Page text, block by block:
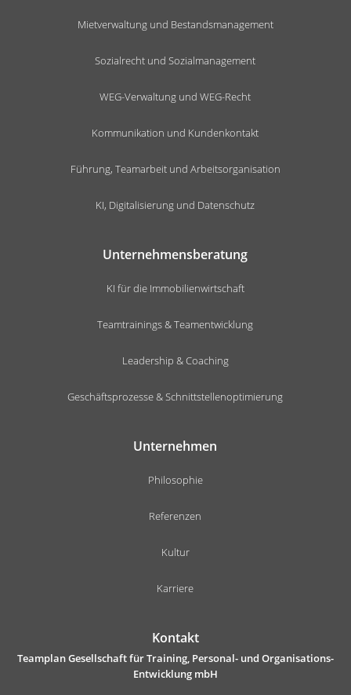
Mietverwaltung und Bestandsmanagement
Sozialrecht und Sozialmanagement
WEG-Verwaltung und WEG-Recht
Kommunikation und Kundenkontakt
Führung, Teamarbeit und Arbeitsorganisation
KI, Digitalisierung und Datenschutz
Unternehmensberatung
KI für die Immobilienwirtschaft
Teamtrainings & Teamentwicklung
Leadership & Coaching
Geschäftsprozesse & Schnittstellenoptimierung
Unternehmen
Philosophie
Referenzen
Kultur
Karriere
Kontakt
Teamplan Gesellschaft für Training, Personal- und Organisations-
Entwicklung mbH